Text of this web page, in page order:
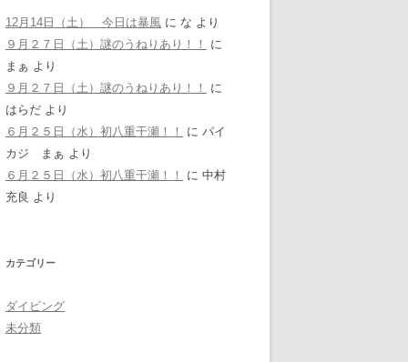
12月14日（土） 今日は暴風 に な より
９月２７日（土）謎のうねりあり！！
に
まぁ より
９月２７日（土）謎のうねりあり！！
に
はらだ より
６月２５日（水）初八重干瀬！！
に パイ
カジ まぁ より
６月２５日（水）初八重干瀬！！
に 中村
充良 より
カテゴリー
ダイビング
未分類